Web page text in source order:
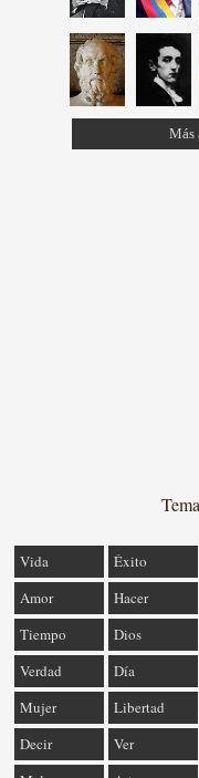
Más
Vida Éxito
Amor
Hacer
Tiempo
Dios
Verdad
Día
Mujer
Libertad
Decir
Ver